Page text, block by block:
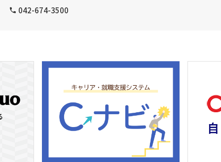
042-674-3500